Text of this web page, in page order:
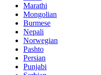
Marathi
Mongolian
Burmese
Nepali
Norwegian
Pashto
Persian
Punjabi